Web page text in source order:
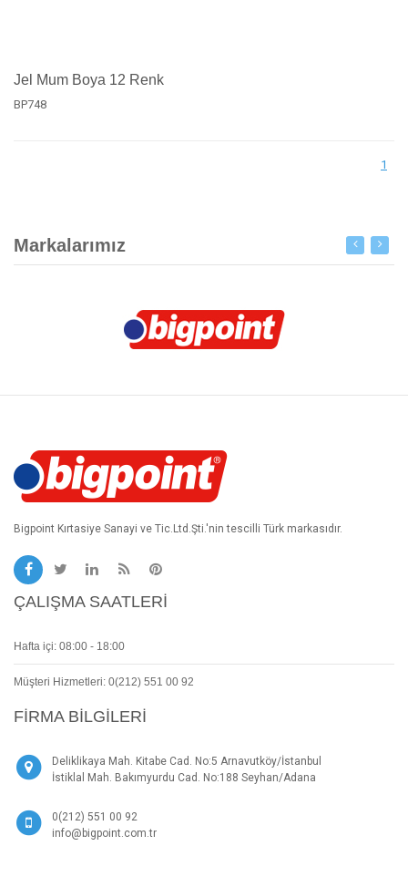
Jel Mum Boya 12 Renk
BP748
1
Markalarımız
Bigpoint Kırtasiye Sanayi ve Tic.Ltd.Şti.'nin tescilli Türk markasıdır.
ÇALIŞMA SAATLERI
Hafta içi: 08:00 - 18:00
Müşteri Hizmetleri: 0(212) 551 00 92
FIRMA BILGILERI
Deliklikaya Mah. Kitabe Cad. No:5 Arnavutköy/İstanbul
İstiklal Mah. Bakımyurdu Cad. No:188 Seyhan/Adana
0(212) 551 00 92
info@bigpoint.com.tr